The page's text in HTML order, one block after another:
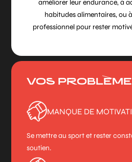
améliorer leur endurance, à
habitudes alimentaires, ou
professionnel pour rester
VOS
MANQUE DE
Se mettre au sport et rester
soutien.